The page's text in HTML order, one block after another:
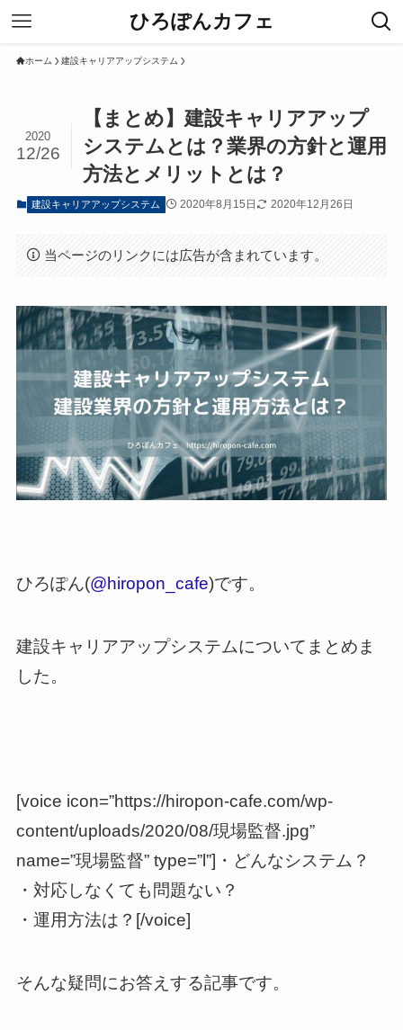
ひろぽんカフェ
ホーム 建設キャリアアップシステム
【まとめ】建設キャリアアップ
システムとは？業界の方針と運用
方法とメリットとは？
2020
12/26
建設キャリアアップシステム 2020年8月15日 2020年12月26日
当ページのリンクには広告が含まれています。
ひろぽん(@hiropon_cafe)です。
建設キャリアアップシステムについてまとめま
した。
[voice icon=”https://hiropon-cafe.com/wp-
content/uploads/2020/08/現場監督.jpg”
name=”現場監督” type=”l”]・どんなシステム？
・対応しなくても問題ない？
・運用方法は？[/voice]
そんな疑問にお答えする記事です。